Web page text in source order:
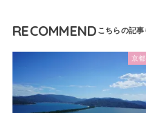
RECOMMEND
京都